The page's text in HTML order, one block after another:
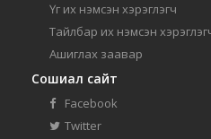
Үг их нэмсэн хэрэглэгч
Тайлбар их нэмсэн
Ашиглах заавар
Сошиал сайт
Facebook
Twitter